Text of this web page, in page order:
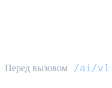
Перед вызовом /ai/v1